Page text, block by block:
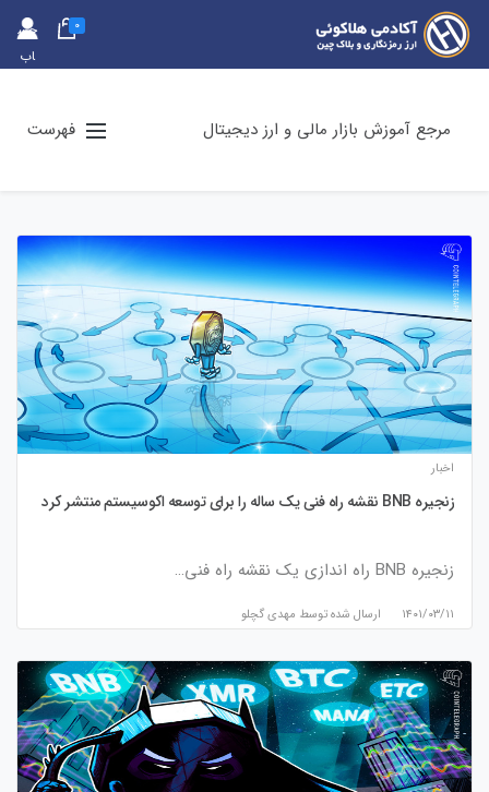
حس
اب
0
مرجع آموزش بازار مالی و ارز دیجیتال فهرست
اخبار
زنجیره BNB نقشه راه فنی یک ساله را برای توسعه اکوسیستم منتشر کرد
زنجیره BNB راه اندازی یک نقشه راه فنی…
۱۴۰۱/۰۳/۱۱ ارسال شده توسط مهدی گچلو